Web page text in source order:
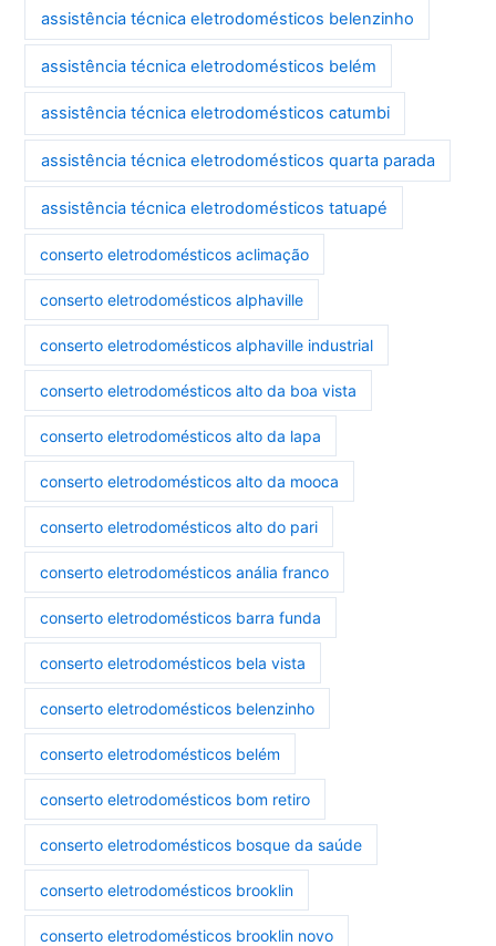
assistência técnica eletrodomésticos belenzinho
assistência técnica eletrodomésticos belém
assistência técnica eletrodomésticos catumbi
assistência técnica eletrodomésticos quarta parada
assistência técnica eletrodomésticos tatuapé
conserto eletrodomésticos aclimação
conserto eletrodomésticos alphaville
conserto eletrodomésticos alphaville industrial
conserto eletrodomésticos alto da boa vista
conserto eletrodomésticos alto da lapa
conserto eletrodomésticos alto da mooca
conserto eletrodomésticos alto do pari
conserto eletrodomésticos anália franco
conserto eletrodomésticos barra funda
conserto eletrodomésticos bela vista
conserto eletrodomésticos belenzinho
conserto eletrodomésticos belém
conserto eletrodomésticos bom retiro
conserto eletrodomésticos bosque da saúde
conserto eletrodomésticos brooklin
conserto eletrodomésticos brooklin novo